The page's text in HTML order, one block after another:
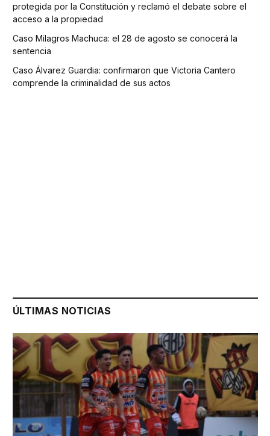
protegida por la Constitución y reclamó el debate sobre el
acceso a la propiedad
Caso Milagros Machuca: el 28 de agosto se conocerá la
sentencia
Caso Álvarez Guardia: confirmaron que Victoria Cantero
comprende la criminalidad de sus actos
ÚLTIMAS NOTICIAS